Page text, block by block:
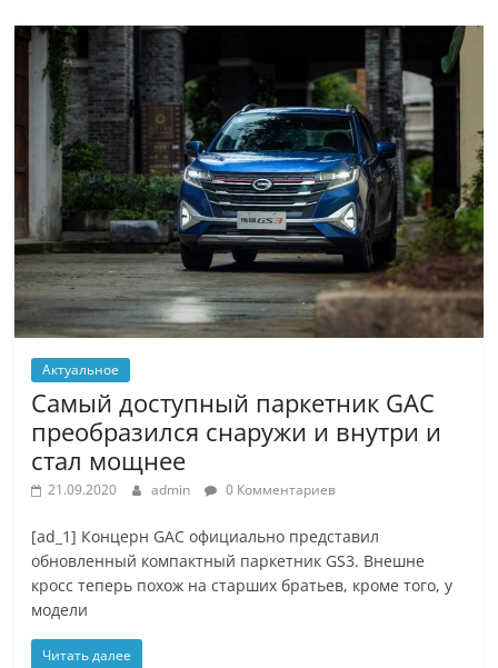
Актуальное
Самый доступный паркетник GAC
преобразился снаружи и внутри и
стал мощнее
21.09.2020 admin 0 Комментариев
[ad_1] Концерн GAC официально представил
обновленный компактный паркетник GS3. Внешне
кросс теперь похож на старших братьев, кроме того, у
модели
Читать далее